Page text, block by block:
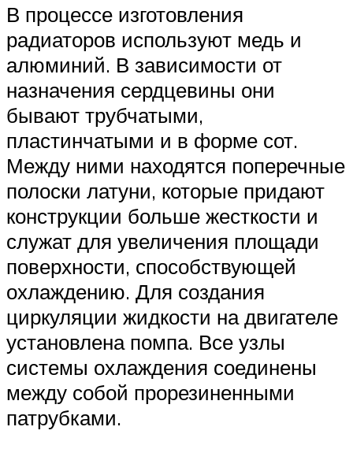
В процессе изготовления
радиаторов используют медь и
алюминий. В зависимости от
назначения сердцевины они
бывают трубчатыми,
пластинчатыми и в форме сот.
Между ними находятся поперечные
полоски латуни, которые придают
конструкции больше жесткости и
служат для увеличения площади
поверхности, способствующей
охлаждению. Для создания
циркуляции жидкости на двигателе
установлена помпа. Все узлы
системы охлаждения соединены
между собой прорезиненными
патрубками.